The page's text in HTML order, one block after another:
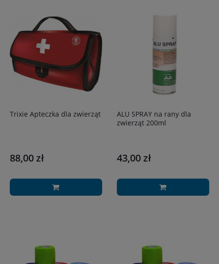
Trixie Apteczka dla zwierząt
88,00 zł
ALU SPRAY na rany dla
zwierząt 200ml
43,00 zł